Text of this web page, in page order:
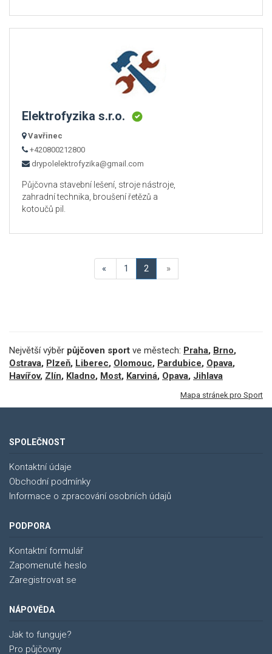
Elektrofyzika s.r.o.
Vavřinec
+420800212800
drypolelektrofyzika@gmail.com
Půjčovna stavební lešení, stroje nástroje,
zahradní technika, broušení řetězů a
kotoučů pil.
« 1 2 »
Největší výběr půjčoven sport ve městech: Praha, Brno,
Ostrava, Plzeň, Liberec, Olomouc, Pardubice, Opava,
Havířov, Zlín, Kladno, Most, Karviná, Opava, Jihlava
Mapa stránek pro Sport
SPOLEČNOST
Kontaktní údaje
Obchodní podmínky
Informace o zpracování osobních údajů
PODPORA
Kontaktní formulář
Zapomenuté heslo
Zaregistrovat se
NÁPOVĚDA
Jak to funguje?
Pro půjčovny